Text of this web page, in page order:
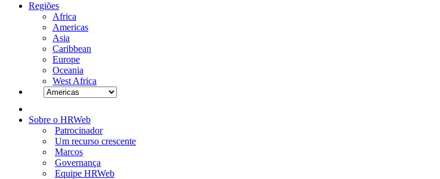
Regiões
Africa
Americas
Asia
Caribbean
Europe
Oceania
West Africa
Sobre o HRWeb
Patrocinador
Um recurso crescente
Marcos
Governança
Equipe HRWeb